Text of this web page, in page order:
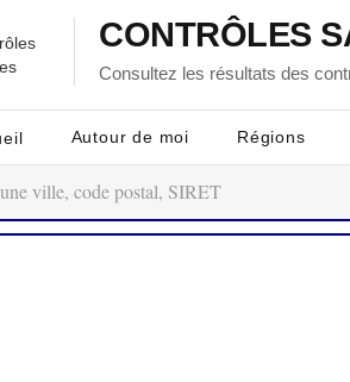
CONTRÔLES
Consultez les résultats des
Autour de moi Régions